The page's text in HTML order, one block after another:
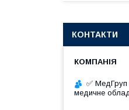
КОНТАКТИ
✅ МедГруп
медичне